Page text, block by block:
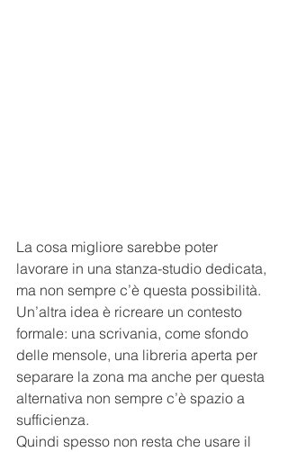
La cosa migliore sarebbe poter
lavorare in una stanza-studio dedicata,
ma non sempre c’è questa possibilità.
Un’altra idea è ricreare un contesto
formale: una scrivania, come sfondo
delle mensole, una libreria aperta per
separare la zona ma anche per questa
alternativa non sempre c’è spazio a
sufficienza.
Quindi spesso non resta che usare il